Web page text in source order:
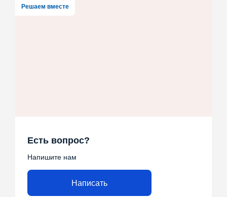
Решаем вместе
Есть вопрос?
Напишите нам
Написать